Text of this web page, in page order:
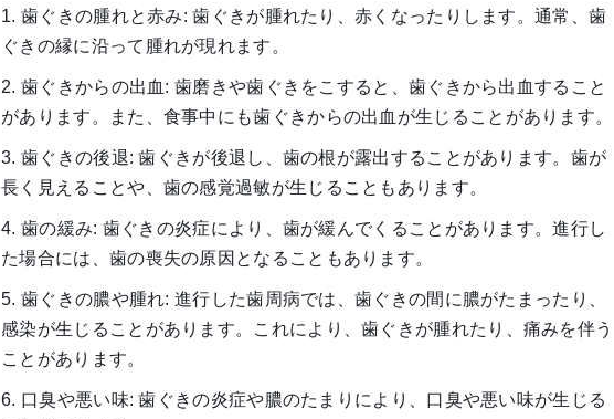
1. 歯ぐきの腫れと赤み: 歯ぐきが腫れたり、赤くなったりします。通常、歯
ぐきの縁に沿って腫れが現れます。
2. 歯ぐきからの出血: 歯磨きや歯ぐきをこすると、歯ぐきから出血すること
があります。また、食事中にも歯ぐきからの出血が生じることがあります。
3. 歯ぐきの後退: 歯ぐきが後退し、歯の根が露出することがあります。歯が
長く見えることや、歯の感覚過敏が生じることもあります。
4. 歯の緩み: 歯ぐきの炎症により、歯が緩んでくることがあります。進行し
た場合には、歯の喪失の原因となることもあります。
5. 歯ぐきの膿や腫れ: 進行した歯周病では、歯ぐきの間に膿がたまったり、
感染が生じることがあります。これにより、歯ぐきが腫れたり、痛みを伴う
ことがあります。
6. 口臭や悪い味: 歯ぐきの炎症や膿のたまりにより、口臭や悪い味が生じる